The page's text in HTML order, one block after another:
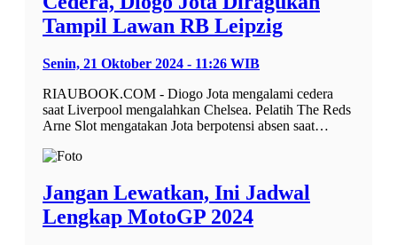
Tampil Lawan RB Leipzig
Senin, 21 Oktober 2024 - 11:26 WIB
RIAUBOOK.COM - Diogo Jota mengalami cedera
saat Liverpool mengalahkan Chelsea. Pelatih The Reds
Arne Slot mengatakan Jota berpotensi absen saat…
Jangan Lewatkan, Ini Jadwal
Lengkap MotoGP 2024